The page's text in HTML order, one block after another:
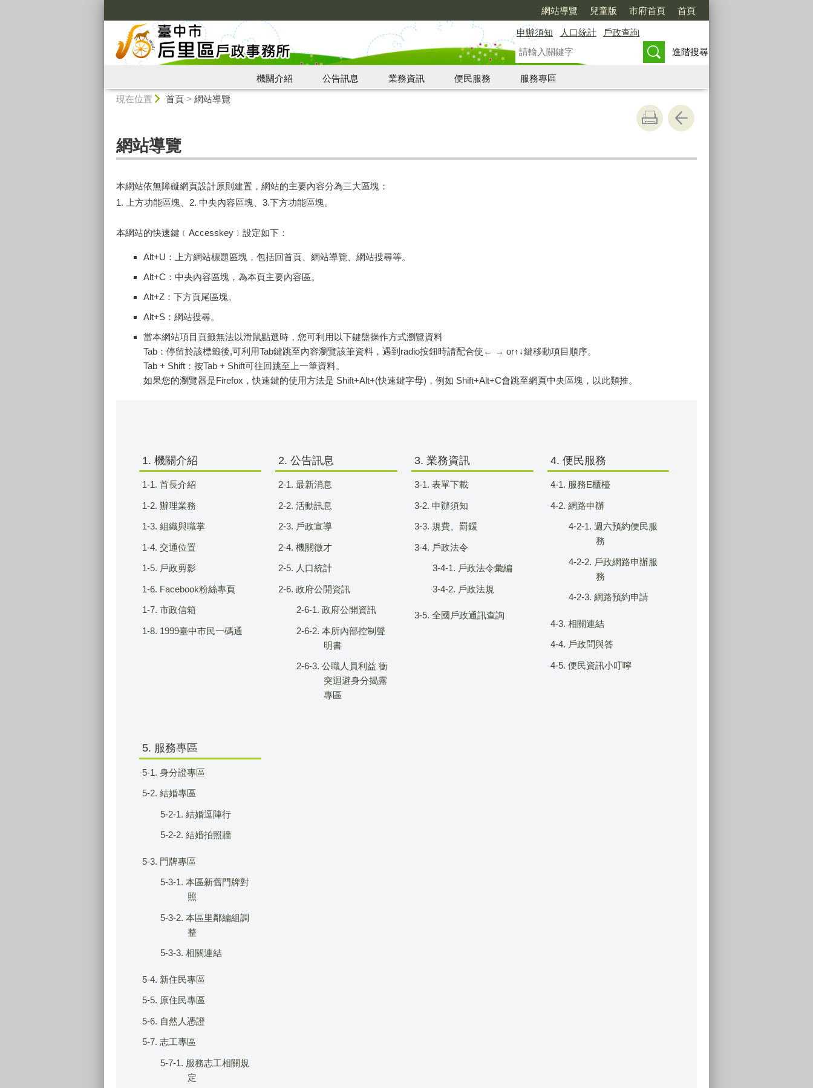
網站導覽 兒童版 市府首頁 首頁
申辦須知 人口統計
戶政查詢
進階搜尋
機關介紹 公告訊息 業務資訊 便民服務
服務專區
現在位置 首頁> 網站導覽
網站導覽
本網站依無障礙網頁設計原則建置，網站的主要內容分為三大區塊：
1. 上方功能區塊、2. 中央內容區塊、3.下方功能區塊。
本網站的快速鍵﹝Accesskey﹞設定如下：
Alt+U：上方網站標題區塊，包括回首頁、網站導覽、網站搜尋等。
Alt+C：中央內容區塊，為本頁主要內容區。
Alt+Z：下方頁尾區塊。
Alt+S：網站搜尋。
當本網站項目頁籤無法以滑鼠點選時，您可利用以下鍵盤操作方式瀏覽資料
Tab：停留於該標籤後,可利用Tab鍵跳至內容瀏覽該筆資料，遇到radio按鈕時請配合使← → or↑↓鍵移動項目順序。
Tab + Shift：按Tab + Shift可往回跳至上一筆資料。
如果您的瀏覽器是Firefox，快速鍵的使用方法是 Shift+Alt+(快速鍵字母)，例如 Shift+Alt+C會跳至網頁中央區塊，以此類推。
1. 機關介紹
1-1. 首長介紹
1-2. 辦理業務
1-3. 組織與職掌
1-4. 交通位置
1-5. 戶政剪影
1-6. Facebook粉絲專頁
1-7. 市政信箱
1-8. 1999臺中市民一碼通
2. 公告訊息
2-1. 最新消息
2-2. 活動訊息
2-3. 戶政宣導
2-4. 機關徵才
2-5. 人口統計
2-6. 政府公開資訊
2-6-1. 政府公開資訊
2-6-2. 本所內部控制聲
明書
2-6-3. 公職人員利益 衝
突迴避身分揭露
專區
3. 業務資訊
3-1. 表單下載
3-2. 申辦須知
3-3. 規費、罰鍰
3-4. 戶政法令
3-4-1. 戶政法令彙編
3-4-2. 戶政法規
3-5. 全國戶政通訊查詢
4. 便民服務
4-1. 服務E櫃檯
4-2. 網路申辦
4-2-1. 週六預約便民服
務
4-2-2. 戶政網路申辦服
務
4-2-3. 網路預約申請
4-3. 相關連結
4-4. 戶政問與答
4-5. 便民資訊小叮嚀
5. 服務專區
5-1. 身分證專區
5-2. 結婚專區
5-2-1. 結婚逗陣行
5-2-2. 結婚拍照牆
5-3. 門牌專區
5-3-1. 本區新舊門牌對
照
5-3-2. 本區里鄰編組調
整
5-3-3. 相關連結
5-4. 新住民專區
5-5. 原住民專區
5-6. 自然人憑證
5-7. 志工專區
5-7-1. 服務志工相關規
定